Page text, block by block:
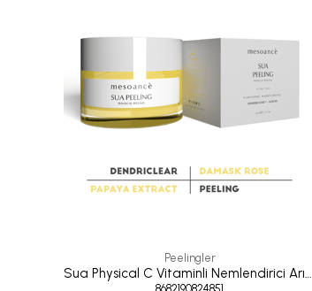
Peelingler
Sua Physical C Vitaminli Nemlendirici Arındırıcı Peeling 50 ML